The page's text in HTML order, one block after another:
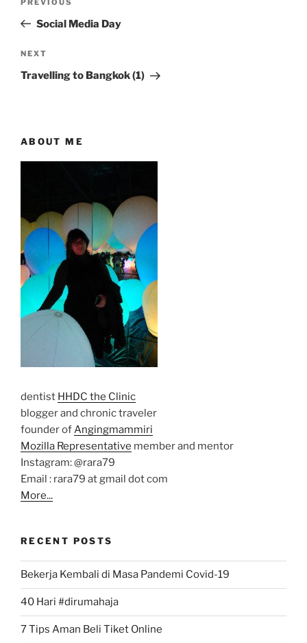
Previous
PostSocial Media Day
Next
Post
NEXT
Travelling to Bangkok (1)
ABOUT ME
dentist HHDC the Clinic
blogger and chronic traveler
founder ofAngingmammiri
Mozilla Representative member and mentor
Instagram: @rara79
Email : rara79 at gmail dot com
More...
RECENT POSTS
Bekerja Kembali di Masa Pandemi Covid-19
40 Hari #dirumahaja
7 Tips Aman Beli Tiket Online